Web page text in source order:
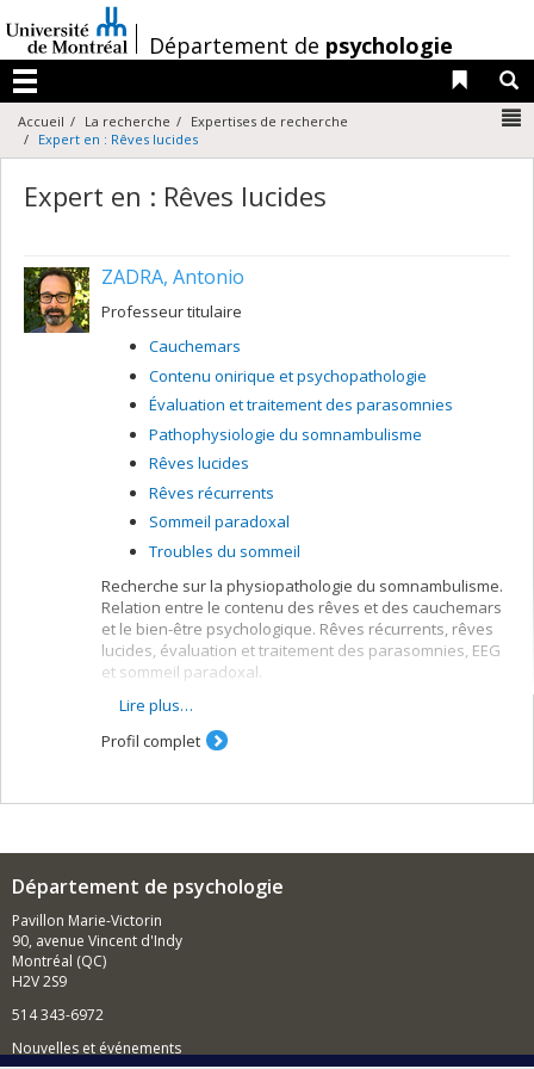
au
contenu
/Département de psychologie
Menu
Liens
Accueil La recherche
Expertises de recherche
Expert en : Rêves lucides
Expert en : Rêves lucides
ZADRA, Antonio
Professeur titulaire
Cauchemars
Contenu onirique et psychopathologie
Évaluation et traitement des parasomnies
Pathophysiologie du somnambulisme
Rêves lucides
Rêves récurrents
Sommeil paradoxal
Troubles du sommeil
Recherche sur la physiopathologie du somnambulisme.
Relation entre le contenu des rêves et des cauchemars
et le bien-être psychologique. Rêves récurrents, rêves
lucides, évaluation et traitement des parasomnies, EEG
et sommeil paradoxal.
Méthodologies
Polysomnographie
Collectes nocturnes de rêves
Lire plus…
Profil complet
Département de psychologie
Pavillon Marie-Victorin
90, avenue Vincent d'Indy
Montréal (QC)
H2V 2S9
514 343-6972
Nouvelles et événements